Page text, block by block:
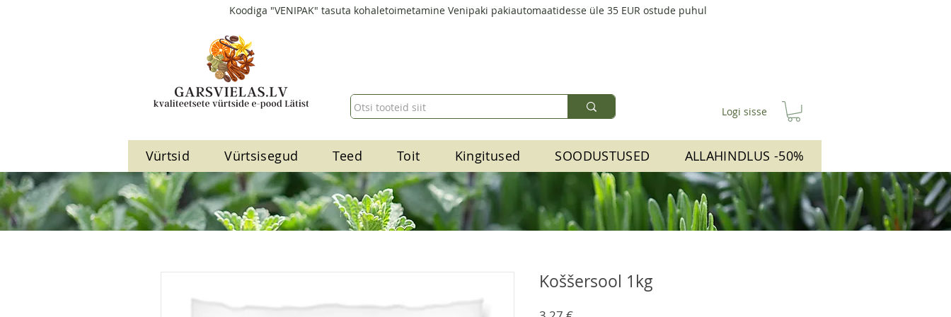
Koodiga "VENIPAK" tasuta kohaletoimetamine Venipaki pakiautomaatidesse üle 35 EUR ostude puhul
Logi sisse
Vürtsid Vürtsisegud Teed Toit Kingitused SOODUSTUSED ALLAHINDLUS -50%
Koššersool 1kg